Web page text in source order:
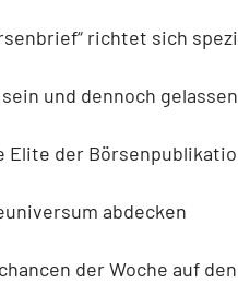
richtet sich
und dennoch
der
abdecken
der Woche auf den